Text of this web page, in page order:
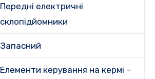
Передні електричні
склопідйомники
Запасний
Елементи керування на кермі –